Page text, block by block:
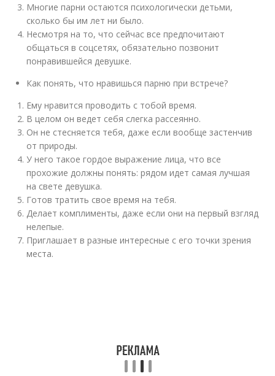
Многие парни остаются психологически детьми,
сколько бы им лет ни было.
Несмотря на то, что сейчас все предпочитают
общаться в соцсетях, обязательно позвонит
понравившейся девушке.
Как понять, что нравишься парню при встрече?
Ему нравится проводить с тобой время.
В целом он ведет себя слегка рассеянно.
Он не стесняется тебя, даже если вообще застенчив
от природы.
У него такое гордое выражение лица, что все
прохожие должны понять: рядом идет самая лучшая
на свете девушка.
Готов тратить свое время на тебя.
Делает комплименты, даже если они на первый взгляд
нелепые.
Приглашает в разные интересные с его точки зрения
места.